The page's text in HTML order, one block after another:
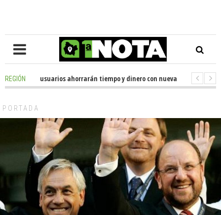
REGIÓN
Miles de usuarios ahorrarán tiempo y dinero con nueva oficina de
PORTADA